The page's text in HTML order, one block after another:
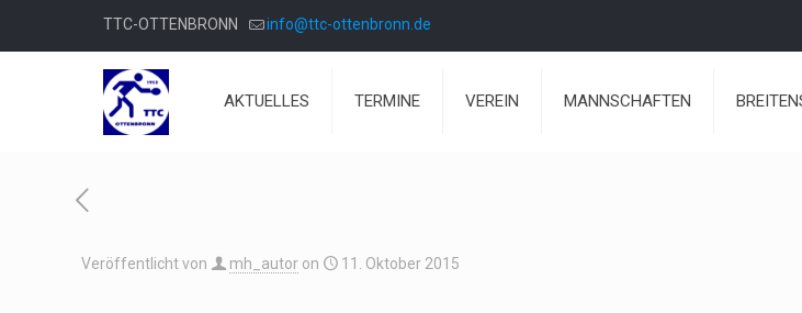
TTC-OTTENBRONN info@ttc-ottenbronn.de
AKTUELLES TERMINE VEREIN MANNSCHAFTEN
Veröffentlicht von mh_autor on 11. Oktober 2015